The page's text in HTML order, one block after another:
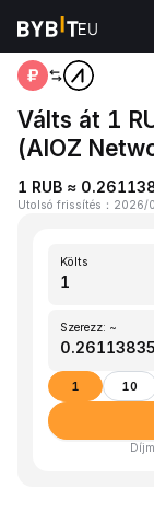
Kezdőlap RUB to
Válts át 1
(AIOZ
1 RUB ≈
Utolsó frissítés ： 2026/
Költs
Szerezz: ~
1 10